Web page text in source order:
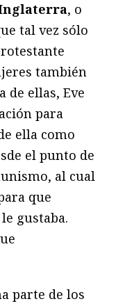
, o
tal vez sólo
también
de ellas, Eve
para
ella como
el punto de
al cual
que
gustaba.
parte de los